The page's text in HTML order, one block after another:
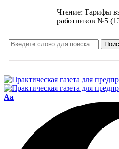
Чтение: Тарифы
работников №5
Aa